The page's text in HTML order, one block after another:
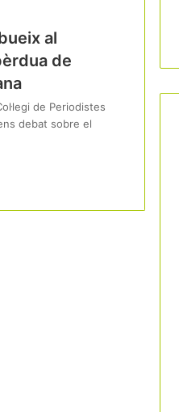
al
de
de Periodistes
debat sobre el